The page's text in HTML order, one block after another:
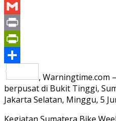
Yahoo
Mail
Gmail
Print
PrintFriendly
Share
, Warningtime.com
berpusat di Bukit Tinggi,
Jakarta Selatan, Minggu, 5